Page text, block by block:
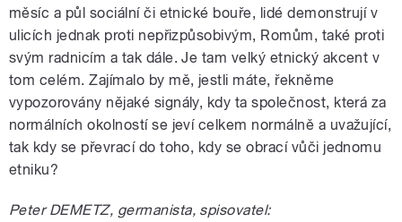
měsíc a půl sociální či etnické bouře, lidé demonstrují v
ulicích jednak proti nepřizpůsobivým, Romům, také proti
svým radnicím a tak dále. Je tam velký etnický akcent v
tom celém. Zajímalo by mě, jestli máte, řekněme
vypozorovány nějaké signály, kdy ta společnost, která za
normálních okolností se jeví celkem normálně a uvažující,
tak kdy se převrací do toho, kdy se obrací vůči jednomu
etniku?
Peter DEMETZ, germanista, spisovatel: